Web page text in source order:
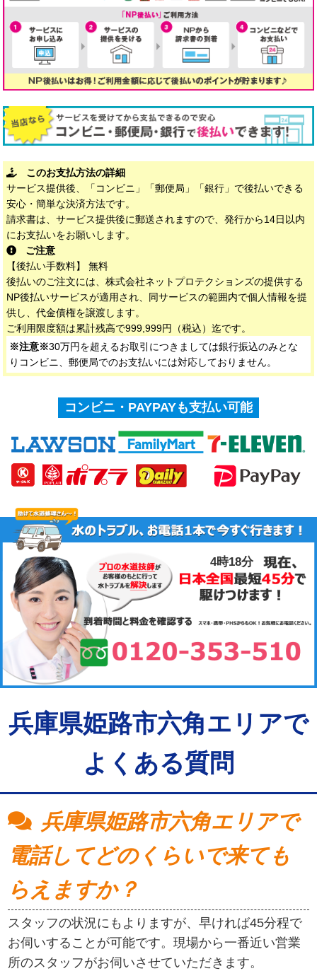
このお支払方法の詳細
サービス提供後、「コンビニ」「郵便局」「銀行」で後払いできる
安心・簡単な決済方法です。
請求書は、サービス提供後に郵送されますので、発行から14日以内
にお支払いをお願いします。
ご注意
【後払い手数料】 無料
後払いのご注文には、株式会社ネットプロテクションズの提供する
NP後払いサービスが適用され、同サービスの範囲内で個人情報を提
供し、代金債権を譲渡します。
ご利用限度額は累計残高で999,999円（税込）迄です。
※注意※30万円を超えるお取引につきましては銀行振込のみとな
りコンビニ、郵便局でのお支払いには対応しておりません。
コンビニ・PAYPAYも支払い可能
4時18分
兵庫県姫路市六角エリアで
よくある質問
兵庫県姫路市六角エリアで
電話してどのくらいで来ても
らえますか？
スタッフの状況にもよりますが、早ければ45分程で
お伺いすることが可能です。現場から一番近い営業
所のスタッフがお伺いさせていただきます。